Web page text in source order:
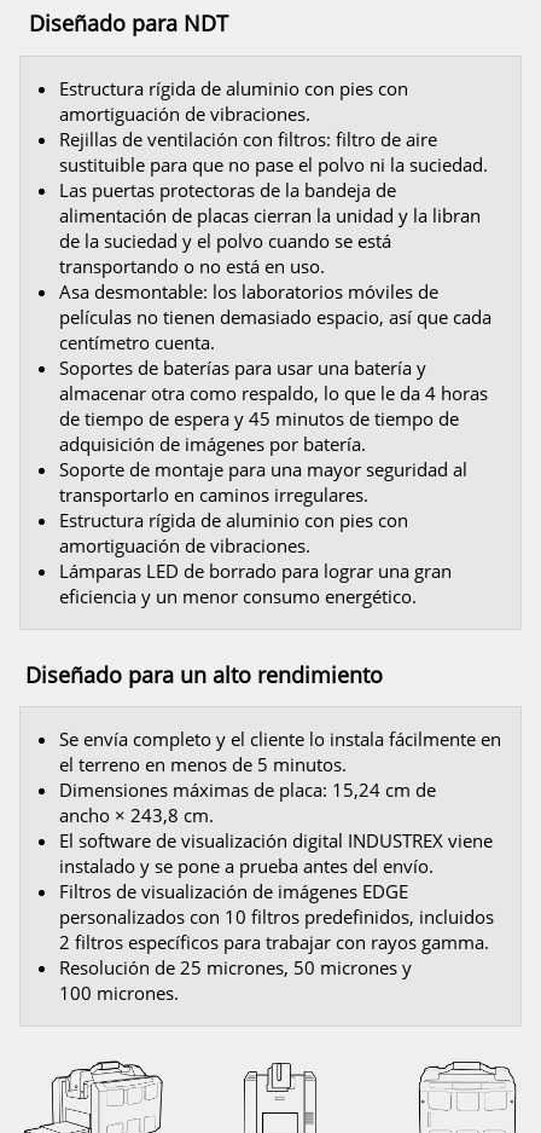
Diseñado para NDT
Estructura rígida de aluminio con pies con
amortiguación de vibraciones.
Rejillas de ventilación con filtros: filtro de aire
sustituible para que no pase el polvo ni la suciedad.
Las puertas protectoras de la bandeja de
alimentación de placas cierran la unidad y la libran
de la suciedad y el polvo cuando se está
transportando o no está en uso.
Asa desmontable: los laboratorios móviles de
películas no tienen demasiado espacio, así que cada
centímetro cuenta.
Soportes de baterías para usar una batería y
almacenar otra como respaldo, lo que le da 4 horas
de tiempo de espera y 45 minutos de tiempo de
adquisición de imágenes por batería.
Soporte de montaje para una mayor seguridad al
transportarlo en caminos irregulares.
Estructura rígida de aluminio con pies con
amortiguación de vibraciones.
Lámparas LED de borrado para lograr una gran
eficiencia y un menor consumo energético.
Diseñado para un alto rendimiento
Se envía completo y el cliente lo instala fácilmente en
el terreno en menos de 5 minutos.
Dimensiones máximas de placa: 15,24 cm de
ancho × 243,8 cm.
El software de visualización digital INDUSTREX viene
instalado y se pone a prueba antes del envío.
Filtros de visualización de imágenes EDGE
personalizados con 10 filtros predefinidos, incluidos
2 filtros específicos para trabajar con rayos gamma.
Resolución de 25 micrones, 50 micrones y
100 micrones.